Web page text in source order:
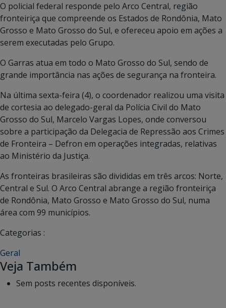
O policial federal responde pelo Arco Central, região
fronteiriça que compreende os Estados de Rondônia, Mato
Grosso e Mato Grosso do Sul, e ofereceu apoio em ações a
serem executadas pelo Grupo.
O Garras atua em todo o Mato Grosso do Sul, sendo de
grande importância nas ações de segurança na fronteira.
Na última sexta-feira (4), o coordenador realizou uma visita
de cortesia ao delegado-geral da Polícia Civil do Mato
Grosso do Sul, Marcelo Vargas Lopes, onde conversou
sobre a participação da Delegacia de Repressão aos Crimes
de Fronteira – Defron em operações integradas, relativas
ao Ministério da Justiça.
As fronteiras brasileiras são divididas em três arcos: Norte,
Central e Sul. O Arco Central abrange a região fronteiriça
de Rondônia, Mato Grosso e Mato Grosso do Sul, numa
área com 99 municípios.
Categorias :
Geral
Veja Também
Sem posts recentes disponíveis.